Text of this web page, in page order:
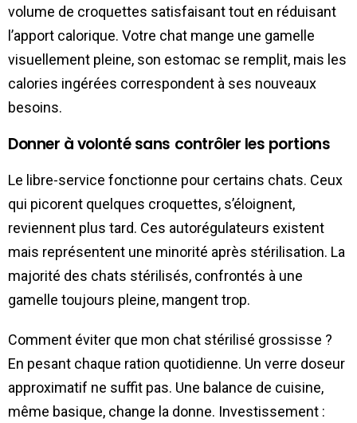
volume de croquettes satisfaisant tout en réduisant
l’apport calorique. Votre chat mange une gamelle
visuellement pleine, son estomac se remplit, mais les
calories ingérées correspondent à ses nouveaux
besoins.
Donner à volonté sans contrôler les portions
Le libre-service fonctionne pour certains chats. Ceux
qui picorent quelques croquettes, s’éloignent,
reviennent plus tard. Ces autorégulateurs existent
mais représentent une minorité après stérilisation. La
majorité des chats stérilisés, confrontés à une
gamelle toujours pleine, mangent trop.
Comment éviter que mon chat stérilisé grossisse ?
En pesant chaque ration quotidienne. Un verre doseur
approximatif ne suffit pas. Une balance de cuisine,
même basique, change la donne. Investissement :